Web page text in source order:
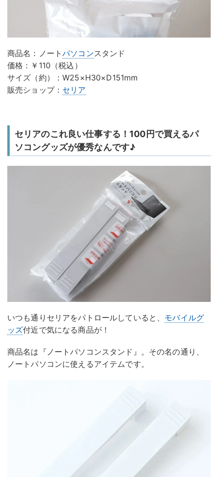
商品名：ノートパソコンスタンド
価格：￥110（税込）
サイズ（約）：W25×H30×D151mm
販売ショップ： セリア
セリアのこれ良い仕事する！100円で買えるパ
ソコングッズが優秀なんです♪
いつも通りセリアをパトロールしていると、 モバイルグ
ッズ付近で気になる商品が！
商品名は『ノートパソコンスタンド』。その名の通り、
ノートパソコンに使えるアイテムです。